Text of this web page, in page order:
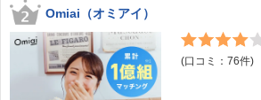
Omiai（オミアイ）
(口コミ： 76件)